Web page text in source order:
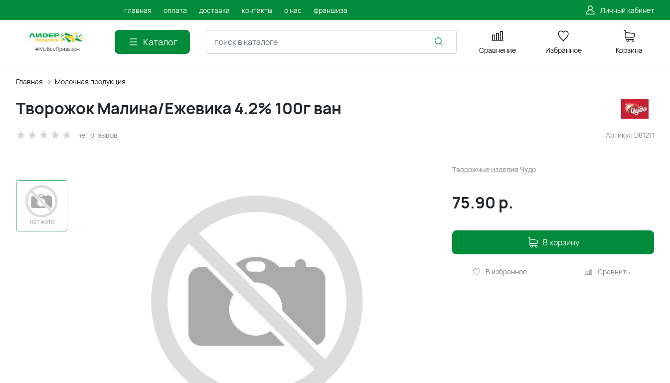
главная оплата доставка контакты о нас франшиза Личный кабинет
#МыВсёПривезем
Каталог
Сравнение Избранное Корзина
Главная Молочная продукция
Артикул D81211
Творожок Малина/Ежевика 4.2% 100г ван
нет отзывов
Творожные изделия Чудо
75.90 р.
В корзину
В избранное Сравнить